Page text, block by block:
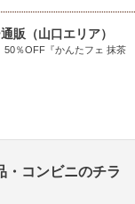
販（山口エリア）
50％OFF『かんたフェ 抹茶
・コンビニのチラ